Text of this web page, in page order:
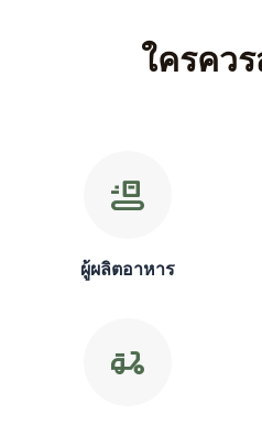
ใครคว
conveyor_belt
ผู้ผลิตอาหาร
delivery_dining